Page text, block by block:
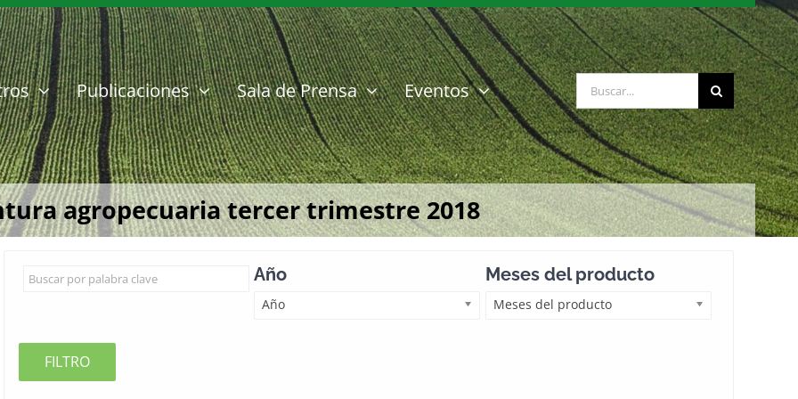
Publicaciones Sala de Prensa Eventos Buscar:
agropecuaria tercer trimestre 2018
Año
Año
Meses del producto
Meses del producto
FILTRO